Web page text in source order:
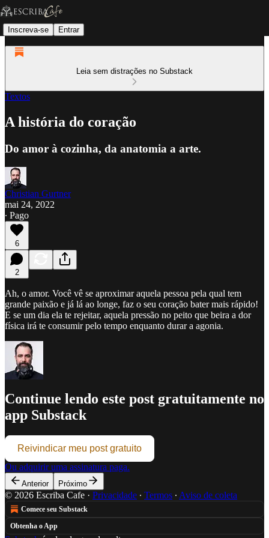
Inscreva-se Entrar
Leia sem distrações no Substack
Textos
A história do coração
Do amor à cozinha, da anatomia a arte.
Christian Gurtner
mai 24, 2022
∙ Pago
6
2
Ah, o amor. Você vê se aproximar aquela pessoa pela qual tem
grande paixão e já lá ao longe, faz o seu coração bater mais rápido!
E se um dia ela te rejeitar, aquela pressão no peito que beira a dor
física irá te consumir pelo tempo enquanto durar a agonia.
Continue lendo este post gratuitamente no
app Substack
Reivindicar meu post gratuito
Ou adquirir uma assinatura paga.
Anterior Próximo
© 2026 Escriba Cafe · Privacidade ∙ Termos ∙ Aviso de coleta
Comece seu Substack
Obtenha o App